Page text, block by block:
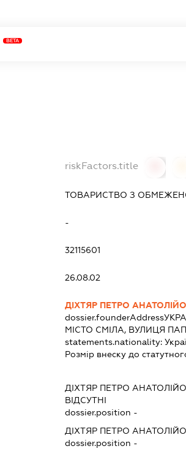
BETA
riskFactors.title
ТОВАРИСТВО З
-
32115601
26.08.02
ДІХТЯР ПЕТРО
dossier.founderAddress
МІСТО СМІЛА, ВУЛИЦЯ
statements.nationality:
Розмір внеску до
ДІХТЯР ПЕТРО
ВІДСУТНІ
dossier.position -
ДІХТЯР ПЕТРО
dossier.position -